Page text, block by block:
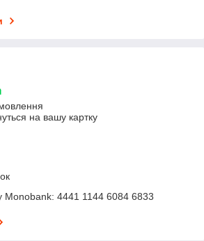
на вашу картку
Monobank: 4441 1144 6084 6833